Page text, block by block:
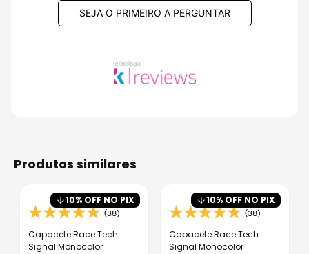
SEJA O PRIMEIRO A PERGUNTAR
produtos similares
10% OFF NO PIX
(38)
Capacete Race Tech
Signal Monocolor
10% OFF NO PIX
(38)
Capacete Race Tech
Signal Monocolor